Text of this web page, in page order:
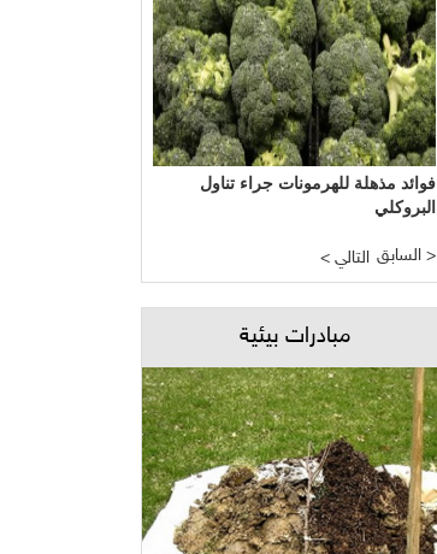
فوائد مذهلة للهرمونات جراء تناول
البروكلي
< التالي السابق >
مبادرات بيئية